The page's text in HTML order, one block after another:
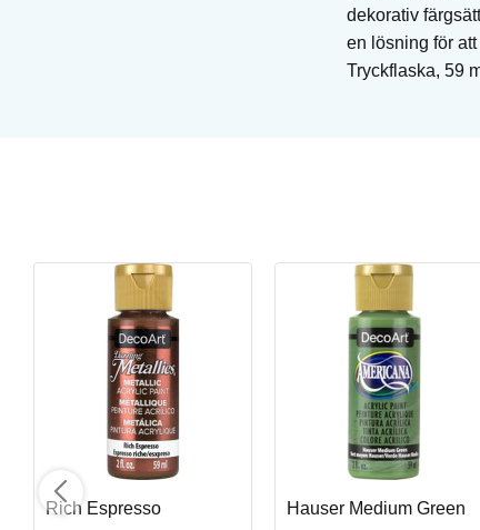
Akrylfärg Americana
Art. nr: DA1
dekorativ
en lösning för
Tryckflaska, 59
Rich Espresso Hauser Medium Green